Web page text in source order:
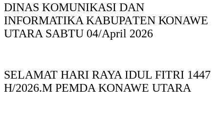
DINAS KOMUNIKASI DAN
INFORMATIKA KABUPAΤΕΝ ΚΟNAWE
UTARA SABTU 04/April 2026
SELAMAT HARI RAYA IDUL FITRI 1447
H/2026.M PEMDA KONAWE UTARA